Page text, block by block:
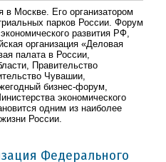
в Москве. Его организатором
парков России. Форум
развития РФ,
организация «Деловая
палата в России,
Правительство
Чувашии,
бизнес-форум,
экономического
одним из наиболее
России.
Федерального